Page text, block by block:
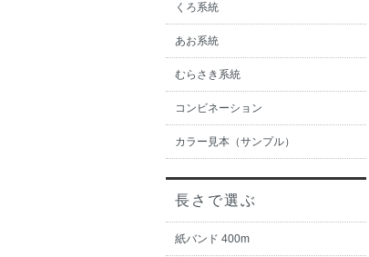
くろ系統
あお系統
むらさき系統
コンビネーション
カラー見本（サンプル）
長さで選ぶ
紙バンド 400m